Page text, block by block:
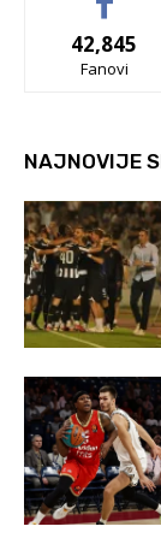
42,845
Fanovi
NAJNOVIJE